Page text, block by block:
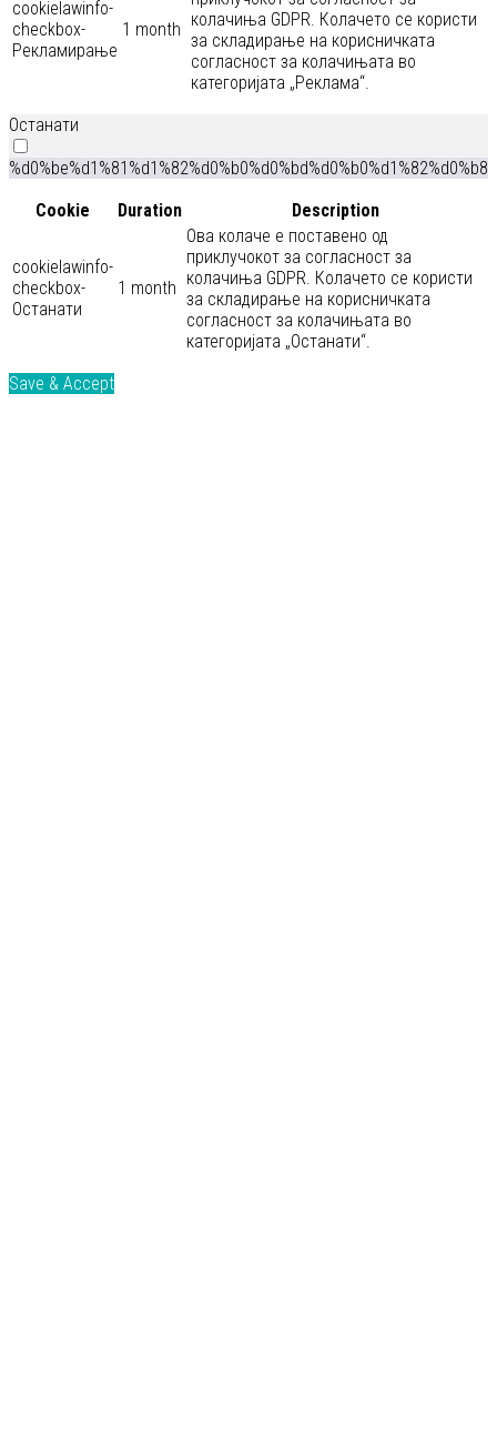
cookielawinfo-
checkbox-
Рекламирање
1 month колачиња GDPR. Колачето се користи
за складирање на корисничката
согласност за колачињата во
категоријата „Реклама“.
Останати
%d0%be%d1%81%d1%82%d0%b0%d0%bd%d0%b0%d1%82%d0%b8
Cookie
Duration Description
cookielawinfo-
checkbox-
Останати
1 month
Ова колаче е поставено од
приклучокот за согласност за
колачиња GDPR. Колачето се користи
за складирање на корисничката
согласност за колачињата во
категоријата „Останати“.
Save & Accept